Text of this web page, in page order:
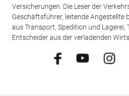
Versicherungen. Die Leser der
Geschäftsführer, leitende Angestellte
aus Transport, Spedition und
Entscheider aus der verladenden